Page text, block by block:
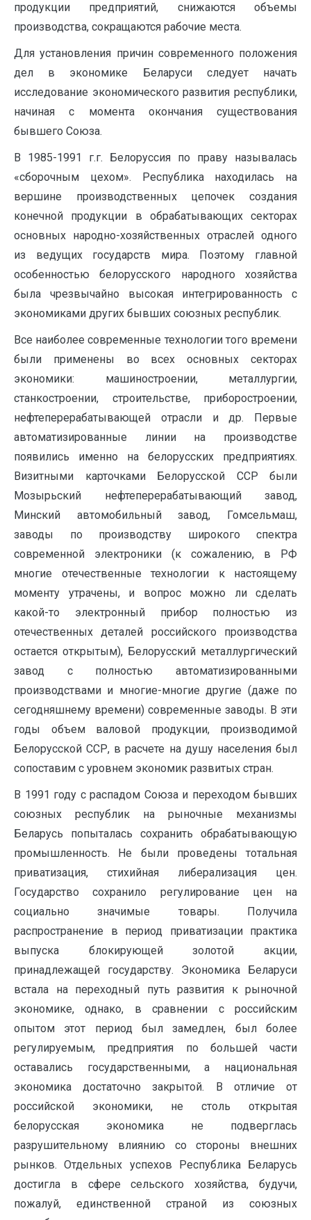
продукции предприятий, снижаются объемы
производства, сокращаются рабочие места.
Для установления причин современного положения
дел в экономике Беларуси следует начать
исследование экономического развития республики,
начиная с момента окончания существования
бывшего Союза.
В 1985-1991 г.г. Белоруссия по праву называлась
«сборочным цехом». Республика находилась на
вершине производственных цепочек создания
конечной продукции в обрабатывающих секторах
основных народно-хозяйственных отраслей одного
из ведущих государств мира. Поэтому главной
особенностью белорусского народного хозяйства
была чрезвычайно высокая интегрированность с
экономиками других бывших союзных республик.
Все наиболее современные технологии того времени
были применены во всех основных секторах
экономики: машиностроении, металлургии,
станкостроении, строительстве, приборостроении,
нефтеперерабатывающей отрасли и др. Первые
автоматизированные линии на производстве
появились именно на белорусских предприятиях.
Визитными карточками Белорусской ССР были
Мозырьский нефтеперерабатывающий завод,
Минский автомобильный завод, Гомсельмаш,
заводы по производству широкого спектра
современной электроники (к сожалению, в РФ
многие отечественные технологии к настоящему
моменту утрачены, и вопрос можно ли сделать
какой-то электронный прибор полностью из
отечественных деталей российского производства
остается открытым), Белорусский металлургический
завод с полностью автоматизированными
производствами и многие-многие другие (даже по
сегодняшнему времени) современные заводы. В эти
годы объем валовой продукции, производимой
Белорусской ССР, в расчете на душу населения был
сопоставим с уровнем экономик развитых стран.
В 1991 году с распадом Союза и переходом бывших
союзных республик на рыночные механизмы
Беларусь попыталась сохранить обрабатывающую
промышленность. Не были проведены тотальная
приватизация, стихийная либерализация цен.
Государство сохранило регулирование цен на
социально значимые товары. Получила
распространение в период приватизации практика
выпуска блокирующей золотой акции,
принадлежащей государству. Экономика Беларуси
встала на переходный путь развития к рыночной
экономике, однако, в сравнении с российским
опытом этот период был замедлен, был более
регулируемым, предприятия по большей части
оставались государственными, а национальная
экономика достаточно закрытой. В отличие от
российской экономики, не столь открытая
белорусская экономика не подверглась
разрушительному влиянию со стороны внешних
рынков. Отдельных успехов Республика Беларусь
достигла в сфере сельского хозяйства, будучи,
пожалуй, единственной страной из союзных